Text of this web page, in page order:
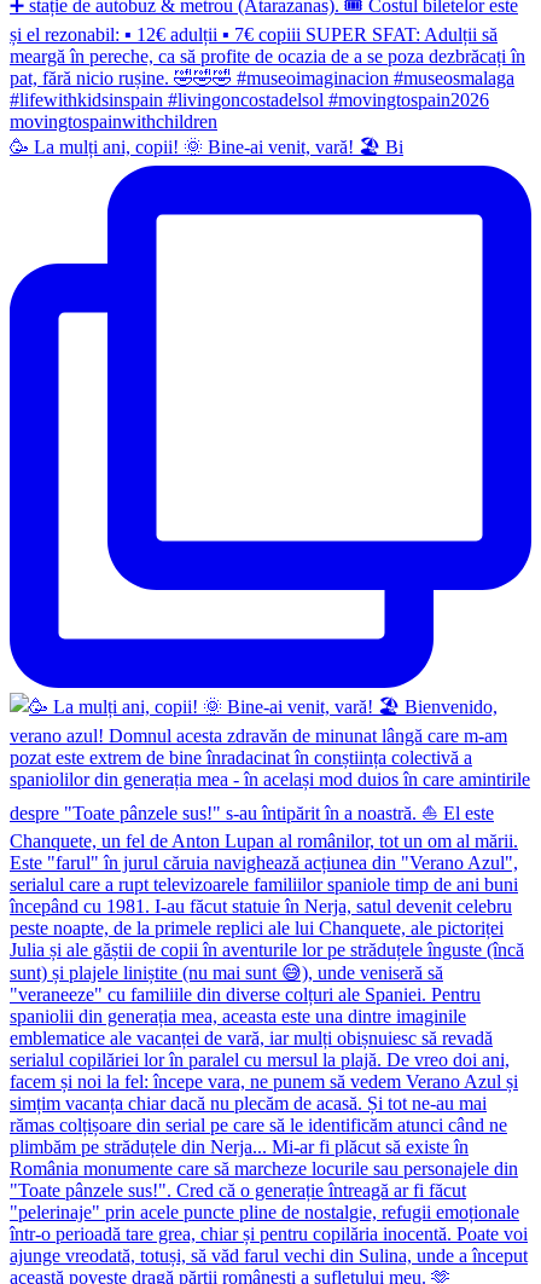
🥳 La mulți ani, copii! 🌞 Bine-ai venit, vară! 🏖 Bi